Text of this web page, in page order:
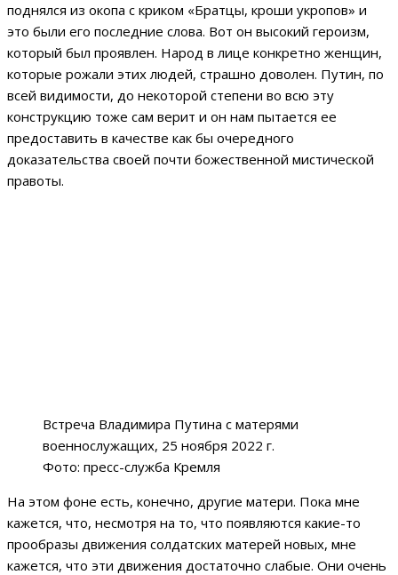
поднялся из окопа с криком «Братцы, кроши укропов» и
это были его последние слова. Вот он высокий героизм,
который был проявлен. Народ в лице конкретно женщин,
которые рожали этих людей, страшно доволен. Путин, по
всей видимости, до некоторой степени во всю эту
конструкцию тоже сам верит и он нам пытается ее
предоставить в качестве как бы очередного
доказательства своей почти божественной мистической
правоты.
Встреча Владимира Путина с матерями
военнослужащих, 25 ноября 2022 г.
Фото: пресс-служба Кремля
На этом фоне есть, конечно, другие матери. Пока мне
кажется, что, несмотря на то, что появляются какие-то
прообразы движения солдатских матерей новых, мне
кажется, что эти движения достаточно слабые. Они очень